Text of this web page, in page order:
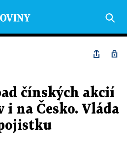
čínských akcií
na Česko. Vláda